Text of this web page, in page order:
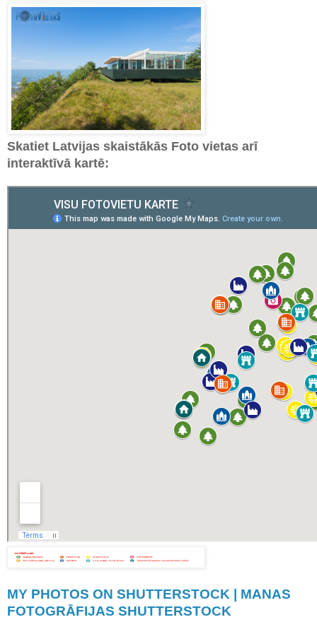
Skatiet Latvijas skaistākās Foto vietas arī
interaktīvā kartē:
MY PHOTOS ON SHUTTERSTOCK | MANAS
FOTOGRĀFIJAS SHUTTERSTOCK